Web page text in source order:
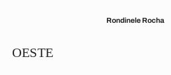
Rondinele Rocha
OESTE